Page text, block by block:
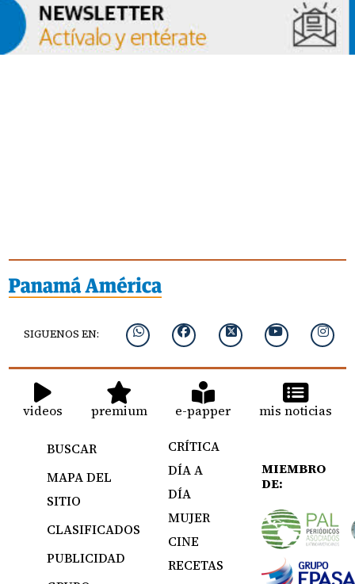
SIGUENOS EN:
videos premium e-papper mis noticias
BUSCAR
MAPA DEL
SITIO
CLASIFICADOS
PUBLICIDAD
CRÍTICA
DÍA A
DÍA
MUJER
CINE
RECETAS
MIEMBRO
DE: